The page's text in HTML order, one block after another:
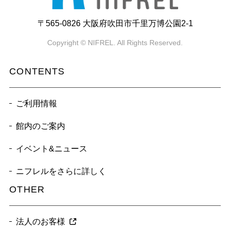
〒565-0826 大阪府吹田市千里万博公園2-1
Copyright © NIFREL. All Rights Reserved.
CONTENTS
ご利用情報
館内のご案内
イベント&ニュース
ニフレルをさらに詳しく
OTHER
法人のお客様